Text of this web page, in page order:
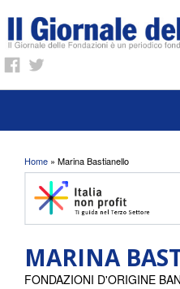
Tu sei qui
Home » Marina Bastianello
MARINA
FONDAZIONI D'ORIGINE